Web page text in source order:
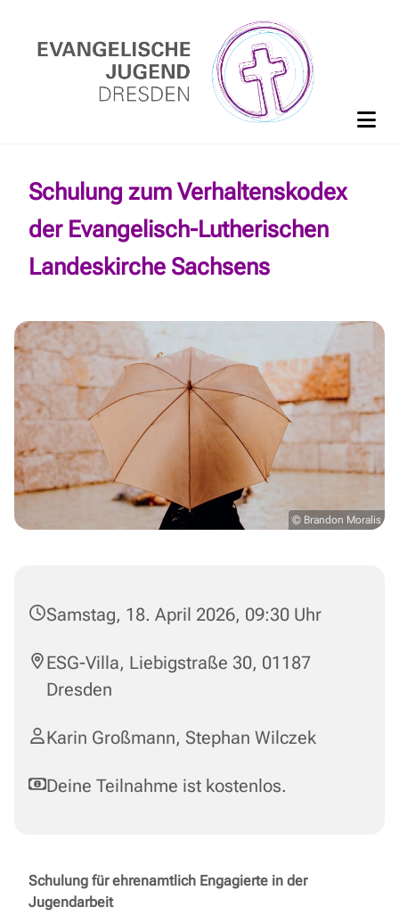
Schulung zum Verhaltenskodex
der Evangelisch-Lutherischen
Landeskirche Sachsens
© Brandon Moralis
Samstag, 18. April 2026, 09:30 Uhr
ESG-Villa, Liebigstraße 30, 01187
Dresden
Karin Großmann, Stephan Wilczek
Deine Teilnahme ist kostenlos.
Schulung für ehrenamtlich Engagierte in der
Jugendarbeit